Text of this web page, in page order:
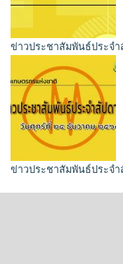
ข่าวประชาสัมพันธ์ประจ
ข่าวประชาสัมพันธ์ประจ